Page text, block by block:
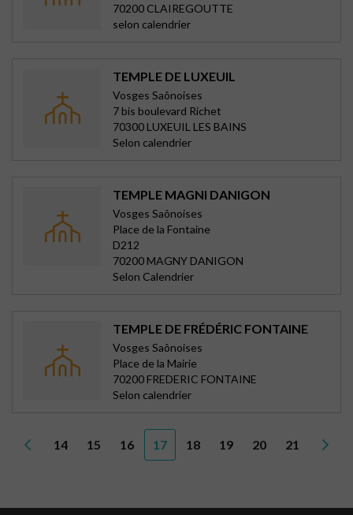
70200 CLAIREGOUTTE
selon calendrier
TEMPLE DE LUXEUIL
Vosges Saônoises
7 bis boulevard Richet
70300 LUXEUIL LES BAINS
Selon calendrier
TEMPLE MAGNI DANIGON
Vosges Saônoises
Place de la Fontaine
D212
70200 MAGNY DANIGON
Selon Calendrier
TEMPLE DE FRÉDÉRIC FONTAINE
Vosges Saônoises
Place de la Mairie
70200 FREDERIC FONTAINE
Selon calendrier
14 15 16 17 18 19 20 21